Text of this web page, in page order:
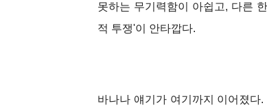
못하는 무기력함이 아쉽고, 다른
적 투쟁'이 안타깝다.
바나나 얘기가 여기까지 이어졌다